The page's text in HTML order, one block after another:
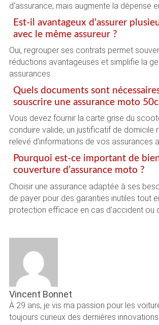
d’assurance, mais augmente la dépense
Est-il avantageux d’assurer
avec le même assureur ?
Oui, regrouper ses contrats permet
réductions avantageuses et simplifie la
assurances.
Quels documents sont
souscrire une assurance moto
Vous devez fournir la carte grise du
conduire valide, un justificatif de domicile
relevé d’informations de vos assurances
Pourquoi est-ce important de
couverture d’assurance moto ?
Choisir une assurance adaptée à ses
de payer pour des garanties inutiles tout
protection efficace en cas d’accident ou
Vincent Bonnet
À 29 ans, je vis ma passion pour les
toujours curieux des dernières